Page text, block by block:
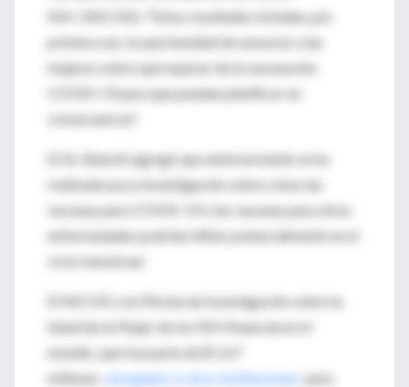
(NICHD). "Estos resultados brindan, por
primera vez, la oportunidad de asesorar a las
mujeres sobre qué esperar de la vacunación
COVID-19 para que puedan planificar en
consecuencia".
El Dr. Bianchi agregó que anteriormente se ha
realizado poca investigación sobre cómo las
vacunas para COVID-19 o las vacunas para otras
enfermedades podrían influir potencialmente en el
ciclo menstrual.
El NICHD y la Oficina de Investigación sobre la
Salud de la Mujer de los NIH financiaron el
estudio, que fue parte de $ 1,67
millones
otorgados a cinco instituciones para